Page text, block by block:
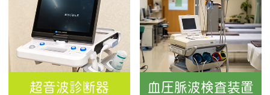
超音波診断器 血圧脈波検査装置